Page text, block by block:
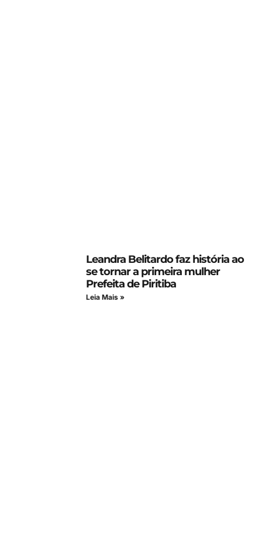
Leandra Belitardo faz história ao
se tornar a primeira mulher
Prefeita de Piritiba
Leia Mais »